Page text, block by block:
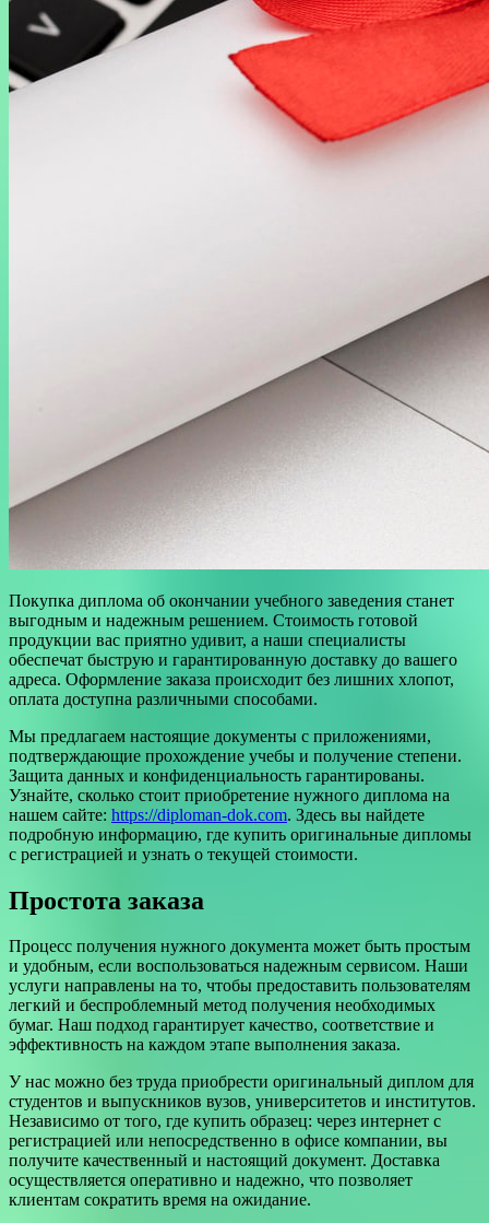
Покупка диплома об окончании учебного заведения станет
выгодным и надежным решением. Стоимость готовой
продукции вас приятно удивит, а наши специалисты
обеспечат быструю и гарантированную доставку до вашего
адреса. Оформление заказа происходит без лишних хлопот,
оплата доступна различными способами.
Мы предлагаем настоящие документы с приложениями,
подтверждающие прохождение учебы и получение степени.
Защита данных и конфиденциальность гарантированы.
Узнайте, сколько стоит приобретение нужного диплома на
нашем сайте: https://diploman-dok.com. Здесь вы найдете
подробную информацию, где купить оригинальные дипломы
с регистрацией и узнать о текущей стоимости.
Простота заказа
Процесс получения нужного документа может быть простым
и удобным, если воспользоваться надежным сервисом. Наши
услуги направлены на то, чтобы предоставить пользователям
легкий и беспроблемный метод получения необходимых
бумаг. Наш подход гарантирует качество, соответствие и
эффективность на каждом этапе выполнения заказа.
У нас можно без труда приобрести оригинальный диплом для
студентов и выпускников вузов, университетов и институтов.
Независимо от того, где купить образец: через интернет с
регистрацией или непосредственно в офисе компании, вы
получите качественный и настоящий документ. Доставка
осуществляется оперативно и надежно, что позволяет
клиентам сократить время на ожидание.